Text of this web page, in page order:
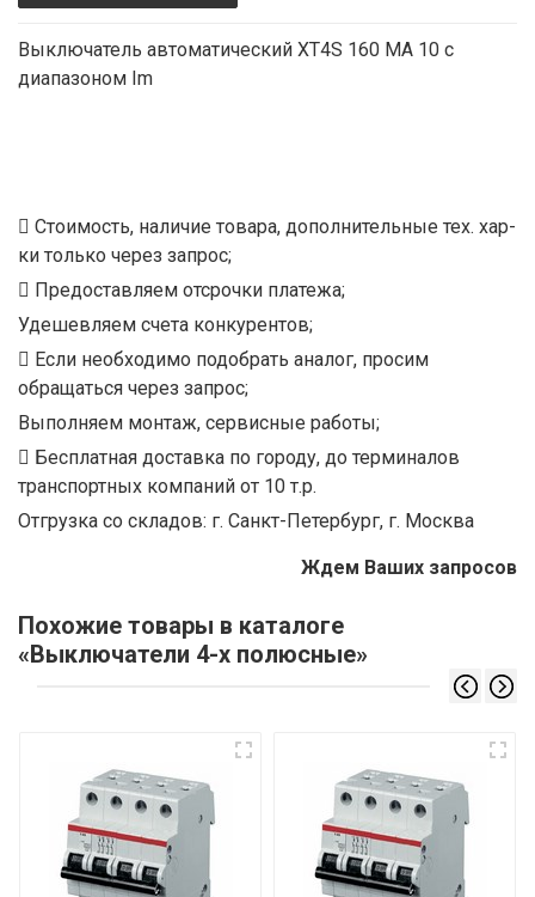
Выключатель автоматический XT4S 160 MA 10 с
диапазоном Im
Стоимость, наличие товара, дополнительные тех. хар-
ки только через запрос;
Предоставляем отсрочки платежа;
Удешевляем счета конкурентов;
Если необходимо подобрать аналог, просим
обращаться через запрос;
Выполняем монтаж, сервисные работы;
Бесплатная доставка по городу, до терминалов
транспортных компаний от 10 т.р.
Отгрузка со складов: г. Санкт-Петербург, г. Москва
Ждем Ваших запросов
Похожие товары в каталоге
«Выключатели 4-х полюсные»